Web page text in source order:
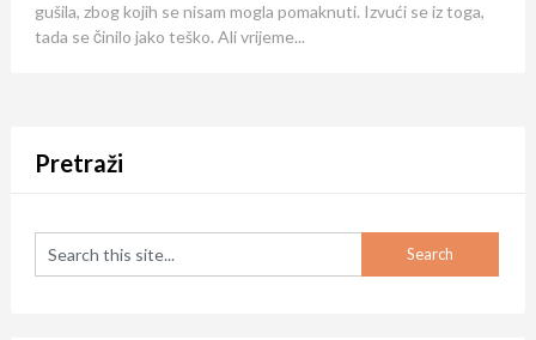
gušila, zbog kojih se nisam mogla pomaknuti. Izvući se iz toga,
tada se činilo jako teško. Ali vrijeme...
Pretraži